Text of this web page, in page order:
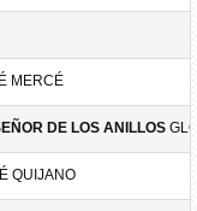
MERCÉ
DE LOS ANILLOS
QUIJANO